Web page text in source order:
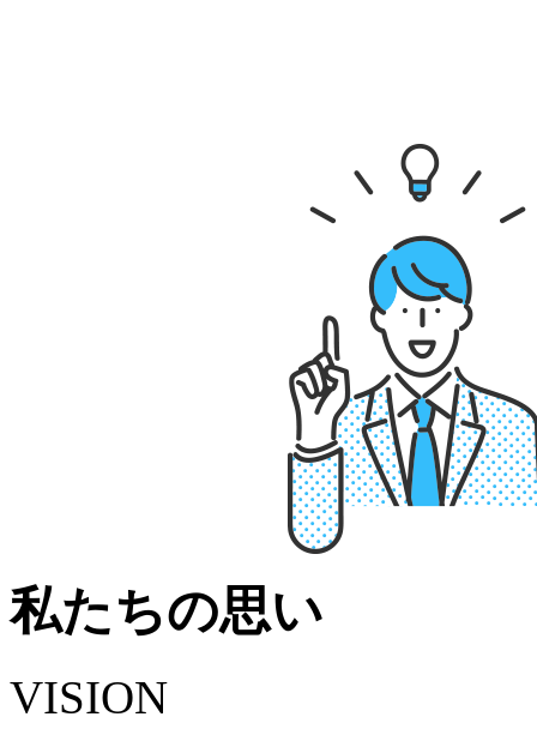
私たちの思い
VISION